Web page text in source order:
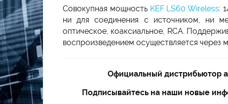
Совокупная мощность KEF LS60 Wireless:
ни для соединения с источником, ни
оптическое, коаксиальное, RCA.
воспроизведением осуществляется через
Официальный дистрибьютор
Подписывайтесь на наши новые